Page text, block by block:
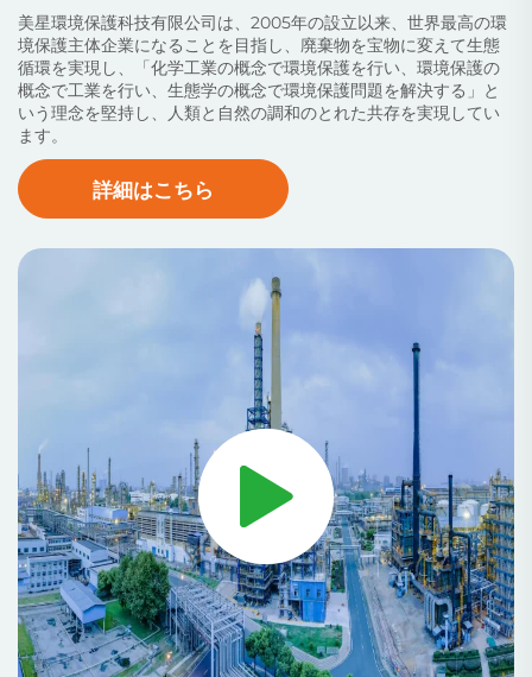
美星環境保護科技有限公司は、2005年の設立以来、世界最高の環
境保護主体企業になることを目指し、廃棄物を宝物に変えて生態
循環を実現し、「化学工業の概念で環境保護を行い、環境保護の
概念で工業を行い、生態学の概念で環境保護問題を解決する」と
いう理念を堅持し、人類と自然の調和のとれた共存を実現してい
ます。
詳細はこちら